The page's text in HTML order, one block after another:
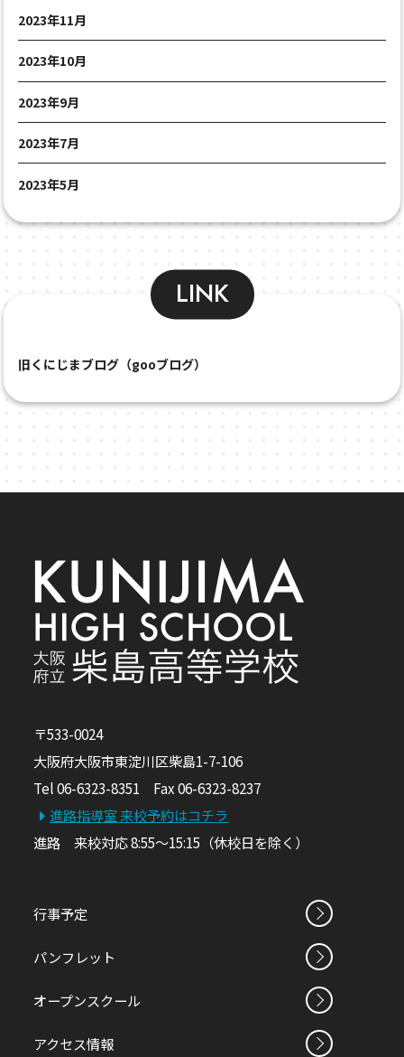
2023年11月
2023年10月
2023年9月
2023年7月
2023年5月
LINK
旧くにじまブログ（gooブログ）
〒533-0024
大阪府大阪市東淀川区柴島1-7-106
Tel 06-6323-8351 Fax 06-6323-8237
進路指導室 来校予約はコチラ
進路 来校対応 8:55～15:15（休校日を除く）
行事予定
パンフレット
オープンスクール
アクセス情報